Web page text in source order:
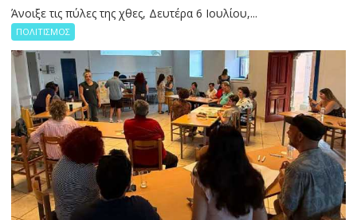
Άνοιξε τις πύλες της χθες, Δευτέρα 6 Ιουλίου,...
ΠΟΛΙΤΙΣΜΟΣ